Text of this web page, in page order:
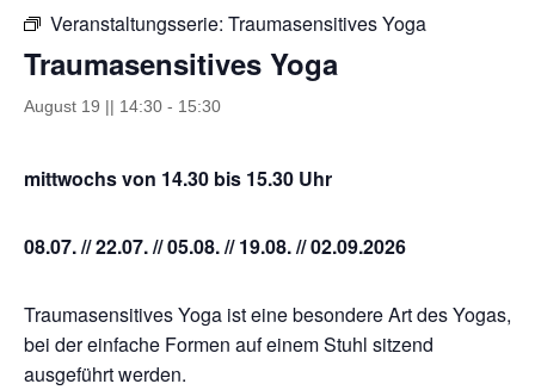
Veranstaltungsserie: Traumasensitives Yoga
Traumasensitives Yoga
August 19 || 14:30 - 15:30
mittwochs von 14.30 bis 15.30 Uhr
08.07. // 22.07. // 05.08. // 19.08. // 02.09.2026
Traumasensitives Yoga ist eine besondere Art des Yogas,
bei der einfache Formen auf einem Stuhl sitzend
ausgeführt werden.